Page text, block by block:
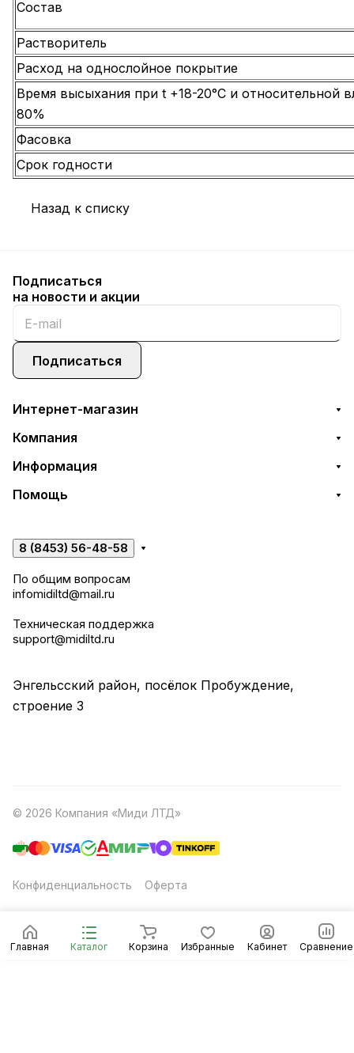
Состав
Растворитель
Расход на однослойное покрытие
Время высыхания при t +18-20°С и относительной
80%
Фасовка
Срок годности
Назад к списку
Главная Каталог Корзина Избранные Кабинет Сравнение
Подписаться
на новости и акции
Подписаться
Интернет-магазин
Компания
Информация
Помощь
8 (8453) 56-48-58
По общим вопросам
infomidiltd@mail.ru
Техническая поддержка
support@midiltd.ru
Энгельсский район, посёлок Пробуждение,
строение 3
© 2026 Компания «Миди ЛТД»
Конфиденциальность Оферта